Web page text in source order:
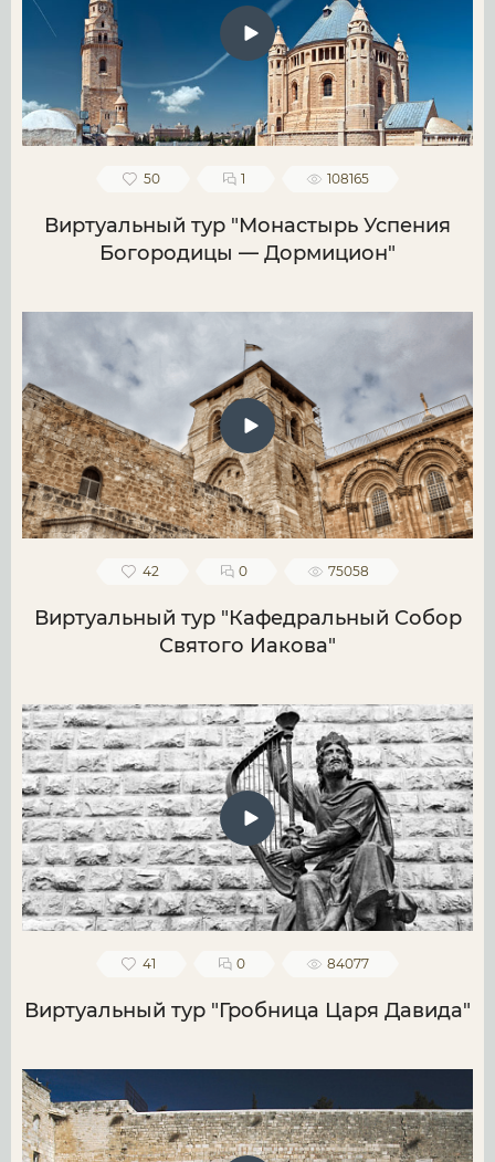
50 1 108165
Виртуальный тур "Монастырь Успения
Богородицы — Дормицион"
42 0 75058
Виртуальный тур "Кафедральный Собор
Святого Иакова"
41 0 84077
Виртуальный тур "Гробница Царя Давида"